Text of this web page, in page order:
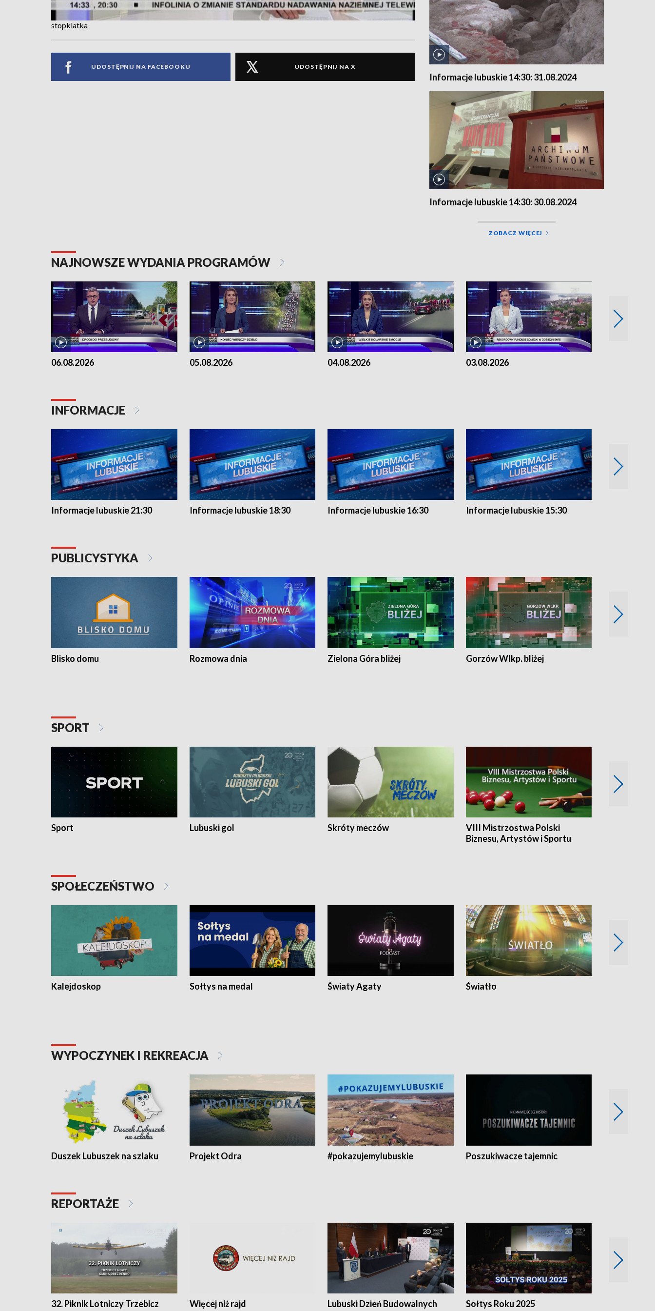
stopklatka
UDOSTĘPNIJ NA FACEBOOKU UDOSTĘPNIJ NA X
Informacje lubuskie 14:30: 31.08.2024
Informacje lubuskie 14:30: 30.08.2024
ZOBACZ WIĘCEJ
NAJNOWSZE WYDANIA PROGRAMÓW
06.08.2026 05.08.2026 04.08.2026 03.08.2026
INFORMACJE
Informacje lubuskie 21:30 Informacje lubuskie 18:30 Informacje lubuskie 16:30 Informacje lubuskie 15:30
PUBLICYSTYKA
Blisko domu Rozmowa dnia Zielona Góra bliżej Gorzów Wlkp. bliżej
SPORT
Sport Lubuski gol Skróty meczów
VIII Mistrzostwa Polski
Biznesu, Artystów i Sportu
SPOŁECZEŃSTWO
Kalejdoskop Sołtys na medal Światy Agaty Światło
WYPOCZYNEK I REKREACJA
Duszek Lubuszek na szlaku Projekt Odra #pokazujemylubuskie Poszukiwacze tajemnic
REPORTAŻE
32. Piknik Lotniczy Trzebicz
Więcej niż rajd Lubuski Dzień Budowalnych Sołtys Roku 2025